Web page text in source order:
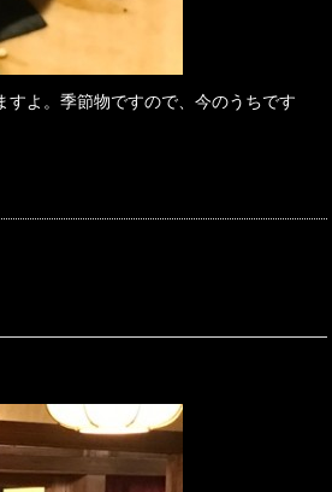
よ。季節物ですので、今のうちです